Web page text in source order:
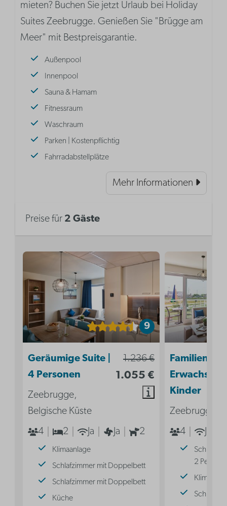
mieten? Buchen Sie jetzt Urlaub bei Holiday
Suites Zeebrugge. Genießen Sie "Brügge am
Meer" mit Bestpreisgarantie.
Außenpool
Innenpool
Sauna & Hamam
Fitnessraum
Waschraum
Parken | Kostenpflichtig
Fahrradabstellplätze
Mehr Informationen
Preise für 2 Gäste
9
1.236 €
1.055 €
Geräumige Suite |
4 Personen
Zeebrugge,
Belgische Küste
4
2 Ja Ja 2
Klimaanlage
Schlafzimmer mit Doppelbett
Schlafzimmer mit Doppelbett
Küche
Kinder
Zeebrugge,
4
2